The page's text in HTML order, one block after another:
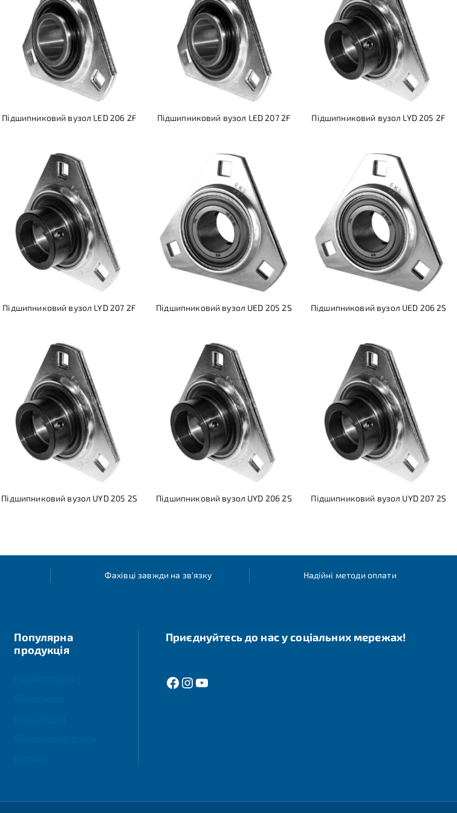
Підшипниковий вузол LED 206 2F Підшипниковий вузол LED 207 2F Підшипниковий вузол LYD 205 2F
Підшипниковий вузол LYD 207 2F Підшипниковий вузол UED 205 2S Підшипниковий вузол UED 206 2S
Підшипниковий вузол UYD 205 2S Підшипниковий вузол UYD 206 2S Підшипниковий вузол UYD 207 2S
Фахівці завжди на зв'язку Надійні методи оплати
Популярна
продукція
Приєднуйтесь до нас у соціальних мережах!